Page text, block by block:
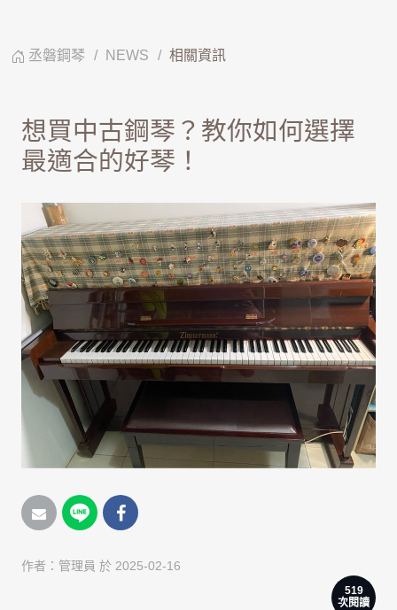
丞磐鋼琴 NEWS 相關資訊
想買中古鋼琴？教你如何選擇
最適合的好琴！
作者： 管理員 於 2025-02-16
519
次閱讀